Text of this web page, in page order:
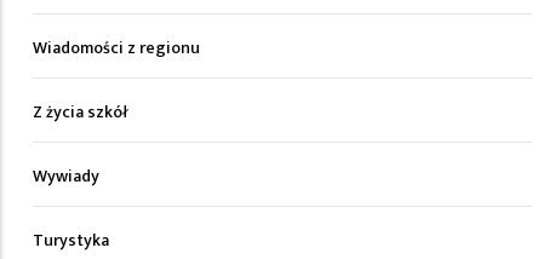
Wiadomości z regionu
Z życia szkół
Wywiady
Turystyka